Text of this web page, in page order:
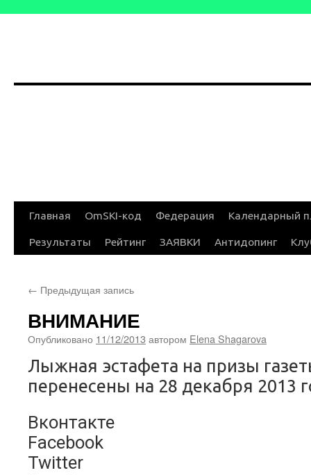
Перейти
Главная OmSKI-код Федерация Календарный
Результаты Рейтинг ЗАЯВКИ Антидопинг
← Предыдущая запись
ВНИМАНИЕ
Опубликовано 11/12/2013 автором Elena Shagarova
Лыжная эстафета на призы
перенесены на 28 декабря 2013
Вконтакте
Facebook
Twitter